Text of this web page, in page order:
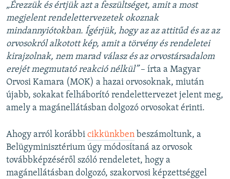
„Érezzük és értjük azt a feszültséget, amit a most
megjelent rendelettervezetek okoznak
mindannyiótokban. Ígérjük, hogy az az attitűd és az az
orvosokról alkotott kép, amit a törvény és rendeletei
kirajzolnak, nem marad válasz és az orvostársadalom
erejét megmutató reakció nélkül”– írta a Magyar
Orvosi Kamara (MOK) a hazai orvosoknak, miután
újabb, sokakat felháborító rendelettervezet jelent meg,
amely a magánellátásban dolgozó orvosokat érinti.
Ahogy arról korábbi cikkünkben beszámoltunk, a
Belügyminisztérium úgy módosítaná az orvosok
továbbképzéséről szóló rendeletet, hogy a
magánellátásban dolgozó, szakorvosi képzettséggel